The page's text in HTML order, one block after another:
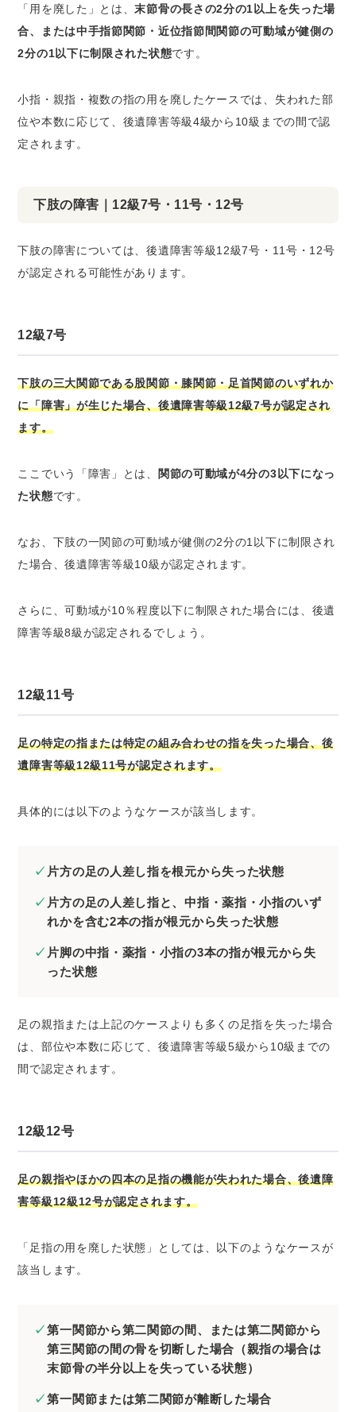
「用を廃した」とは、末節骨の長さの2分の1以上を失った場
合、または中手指節関節・近位指節間関節の可動域が健側の
2分の1以下に制限された状態です。
小指・親指・複数の指の用を廃したケースでは、失われた部
位や本数に応じて、後遺障害等級4級から10級までの間で認
定されます。
下肢の障害｜12級7号・11号・12号
下肢の障害については、後遺障害等級12級7号・11号・12号
が認定される可能性があります。
12級7号
下肢の三大関節である股関節・膝関節・足首関節のいずれか
に「障害」が生じた場合、後遺障害等級12級7号が認定され
ます。
ここでいう「障害」とは、 関節の可動域が4分の3以下になっ
た状態です。
なお、下肢の一関節の可動域が健側の2分の1以下に制限され
た場合、後遺障害等級10級が認定されます。
さらに、可動域が10％程度以下に制限された場合には、後遺
障害等級8級が認定されるでしょう。
12級11号
足の特定の指または特定の組み合わせの指を失った場合、後
遺障害等級12級11号が認定されます。
具体的には以下のようなケースが該当します。
片方の足の人差し指を根元から失った状態
片方の足の人差し指と、中指・薬指・小指のいず
れかを含む2本の指が根元から失った状態
片脚の中指・薬指・小指の3本の指が根元から失
った状態
足の親指または上記のケースよりも多くの足指を失った場合
は、部位や本数に応じて、後遺障害等級5級から10級までの
間で認定されます。
12級12号
足の親指やほかの四本の足指の機能が失われた場合、後遺障
害等級12級12号が認定されます。
「足指の用を廃した状態」としては、以下のようなケースが
該当します。
第一関節から第二関節の間、または第二関節から
第三関節の間の骨を切断した場合（親指の場合は
末節骨の半分以上を失っている状態）
第一関節または第二関節が離断した場合